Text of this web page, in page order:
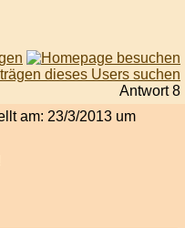
Antwort 8
am: 23/3/2013 um